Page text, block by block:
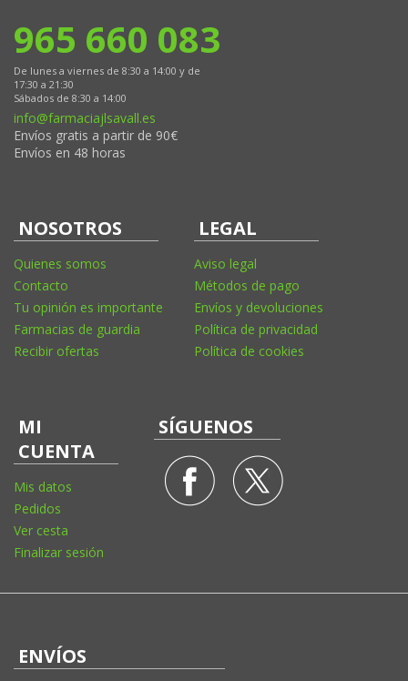
965 660 083
De lunes a viernes de 8:30 a 14:00 y de
17:30 a 21:30
Sábados de 8:30 a 14:00
info@farmaciajlsavall.es
Envíos gratis a partir de 90€
Envíos en 48 horas
NOSOTROS
Quienes somos
Contacto
Tu opinión es importante
Farmacias de guardia
Recibir ofertas
LEGAL
Aviso legal
Métodos de pago
Envíos y devoluciones
Política de privacidad
Política de cookies
MI
CUENTA
Mis datos
Pedidos
Ver cesta
Finalizar sesión
SÍGUENOS
ENVÍOS